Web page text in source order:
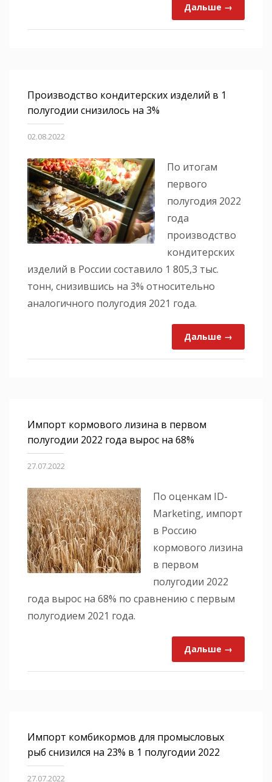
Дальше →
Производство кондитерских изделий в 1
полугодии снизилось на 3%
02.08.2022
По итогам
первого
полугодия 2022
года
производство
кондитерских
изделий в России составило 1 805,3 тыс.
тонн, снизившись на 3% относительно
аналогичного полугодия 2021 года.
Дальше →
Импорт кормового лизина в первом
полугодии 2022 года вырос на 68%
27.07.2022
По оценкам ID-
Marketing, импорт
в Россию
кормового лизина
в первом
полугодии 2022
года вырос на 68% по сравнению с первым
полугодием 2021 года.
Дальше →
Импорт комбикормов для промысловых
рыб снизился на 23% в 1 полугодии 2022
27.07.2022